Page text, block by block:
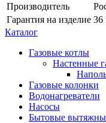
Производитель
Гарантия на изделие 36
Каталог
Газовые котлы
Настенные
Газовые колонки
Водонагреватели
Насосы
Бытовые